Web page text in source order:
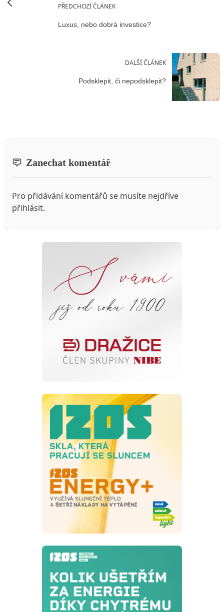
PŘEDCHOZÍ ČLÁNEK
Luxus, nebo dobrá investice?
DALŠÍ ČLÁNEK
Podsklepit, či nepodsklepit?
Zanechat komentář
Pro přidávání komentářů se musíte nejdříve
přihlásit.